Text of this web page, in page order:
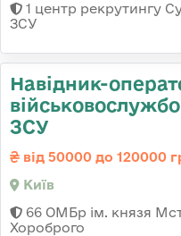
1 центр рекрутингу
ЗСУ
Навідник-
ЗСУ
від 50000 до 120000
Київ
66 ОМБр ім. князя
Хороброго